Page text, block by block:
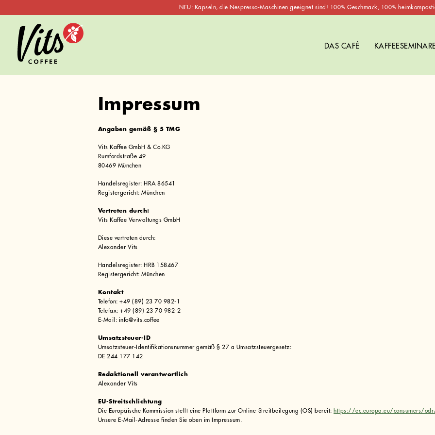
NEU: Kapseln, die Nespresso-Maschinen geeignet sind! 100% Geschmack, 100%
content
DAS CAFÉ
Impressum
Angaben gemäß § 5 TMG
Vits Kaffee GmbH & Co.KG
Rumfordstraße 49
80469 München
Handelsregister: HRA 86541
Registergericht: München
Vertreten durch:
Vits Kaffee Verwaltungs GmbH
Diese vertreten durch:
Alexander Vits
Handelsregister: HRB 158467
Registergericht: München
Kontakt
Telefon: +49 (89) 23 70 982-1
Telefax: +49 (89) 23 70 982-2
E-Mail: info@vits.coffee
Umsatzsteuer-ID
Umsatzsteuer-Identifikationsnummer gemäß § 27 a Umsatzsteuergesetz:
DE 244 177 142
Redaktionell verantwortlich
Alexander Vits
EU-Streitschlichtung
Die Europäische Kommission stellt eine Plattform zur Online-Streitbeilegung (OS) bereit: https://ec.europa.eu/consumers/
Unsere E-Mail-Adresse finden Sie oben im Impressum.